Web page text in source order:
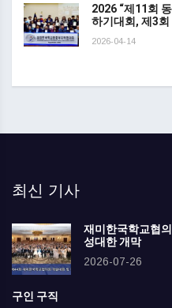
2026 “제11회
하기대회, 제3
2026-04-14
최신 기사
재미한국학교협
성대한 개막
2026-07-26
구인 구직